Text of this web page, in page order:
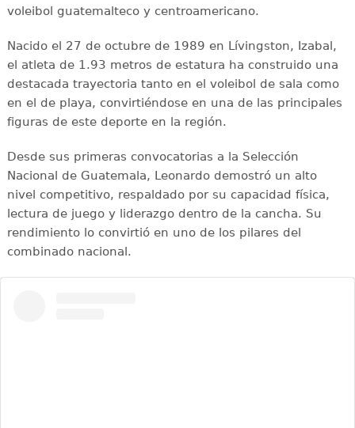
voleibol guatemalteco y centroamericano.
Nacido el 27 de octubre de 1989 en Lívingston, Izabal,
el atleta de 1.93 metros de estatura ha construido una
destacada trayectoria tanto en el voleibol de sala como
en el de playa, convirtiéndose en una de las principales
figuras de este deporte en la región.
Desde sus primeras convocatorias a la Selección
Nacional de Guatemala, Leonardo demostró un alto
nivel competitivo, respaldado por su capacidad física,
lectura de juego y liderazgo dentro de la cancha. Su
rendimiento lo convirtió en uno de los pilares del
combinado nacional.